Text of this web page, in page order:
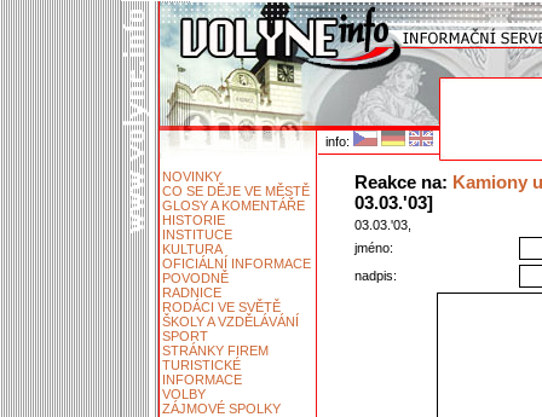
info:
NOVINKY
CO SE DĚJE VE MĚSTĚ
GLOSY A KOMENTÁŘE
HISTORIE
INSTITUCE
KULTURA
OFICIÁLNÍ INFORMACE
POVODNĚ
RADNICE
RODÁCI VE SVĚTĚ
ŠKOLY A VZDĚLÁVÁNÍ
SPORT
STRÁNKY FIREM
TURISTICKÉ
INFORMACE
VOLBY
ZÁJMOVÉ SPOLKY
Reakce na: Kamiony
03.03.'03]
03.03.'03,
jméno:
nadpis: